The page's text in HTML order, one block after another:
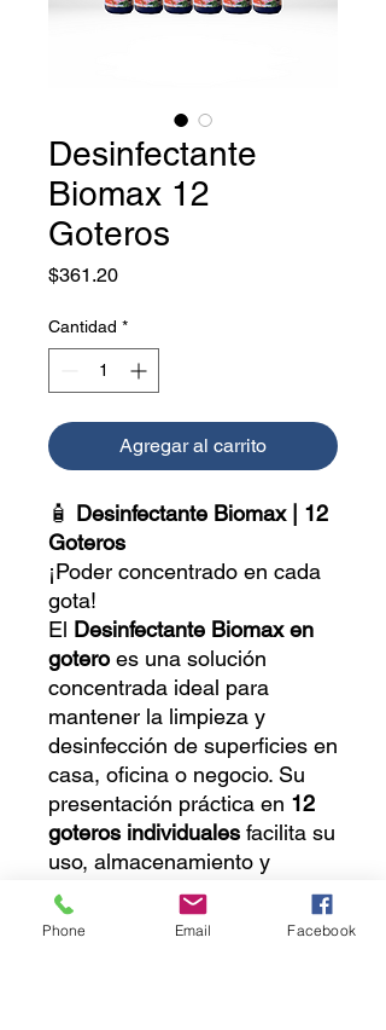
Desinfectante
Biomax 12
Goteros
$361.20Precio
Cantidad *
Agregar al carrito
🧴 Desinfectante Biomax | 12
Goteros
¡Poder concentrado en cada
gota!
El Desinfectante Biomax en
gotero es una solución
concentrada ideal para
mantener la limpieza y
desinfección de superficies en
casa, oficina o negocio. Su
presentación práctica en 12
goteros individuales facilita su
uso, almacenamiento y
dosificación, brindando
máximo rendimiento
con cada
Phone Email Facebook